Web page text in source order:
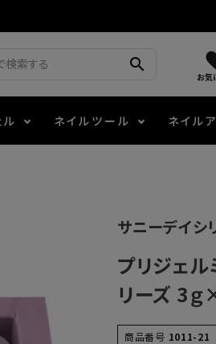
search
お気
アー
ニュア
ル エメナ
ネイルツール
容器
ネイル
その他
サニーデイシ
プリジェ
リーズ 3ｇ
商品番号 1011-21